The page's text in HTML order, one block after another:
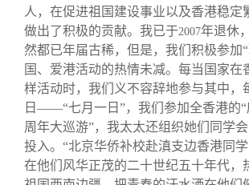
人，在促进祖国建设事业以及香港稳定
做出了积极的贡献。我已于2007年退休
然都已年届古稀，但是，我们积极参加
国、爱港活动的热情未减。每当国家在
样活动时，我们义不容辞地参与其中，
日——“七月一日”，我们参加全香港的“
周年大巡游”，我太太还组织她们同学
投入。“北京华侨补校赴滇支边香港同学
在他们风华正茂的二十世纪五十年代，